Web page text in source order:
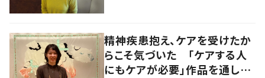
精神疾患抱え、ケアを受けたか
らこそ気づいた 「ケアする人
にもケアが必要」作品を通し伝